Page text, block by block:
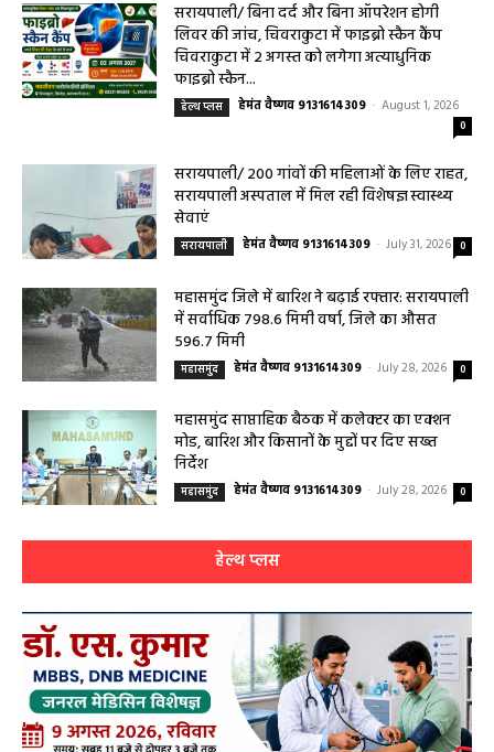
सरायपाली/ बिना दर्द और बिना ऑपरेशन होगी
लिवर की जांच, चिवराकुटा में फाइब्रो स्कैन कैंप
चिवराकुटा में 2 अगस्त को लगेगा अत्याधुनिक
फाइब्रो स्कैन...
हेल्थ प्लस हेमंत वैष्णव 9131614309 - August 1, 2026
0
सरायपाली/ 200 गांवों की महिलाओं के लिए राहत,
सरायपाली अस्पताल में मिल रही विशेषज्ञ स्वास्थ्य
सेवाएं
सरायपाली हेमंत वैष्णव 9131614309 - July 31, 2026 0
महासमुंद जिले में बारिश ने बढ़ाई रफ्तार: सरायपाली
में सर्वाधिक 798.6 मिमी वर्षा, जिले का औसत
596.7 मिमी
महासमुंद हेमंत वैष्णव 9131614309 - July 28, 2026 0
महासमुंद साप्ताहिक बैठक में कलेक्टर का एक्शन
मोड, बारिश और किसानों के मुद्दों पर दिए सख्त
निर्देश
महासमुंद हेमंत वैष्णव 9131614309 - July 28, 2026 0
हेल्थ प्लस